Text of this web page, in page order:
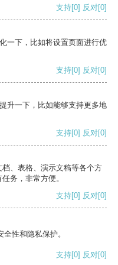
支持[0] 反对[0]
一下，比如将设置页面进行优
支持[0] 反对[0]
升一下，比如能够支持更多地
支持[0] 反对[0]
、表格、演示文稿等各个方
务，非常方便。
支持[0] 反对[0]
性和隐私保护。
支持[0] 反对[0]